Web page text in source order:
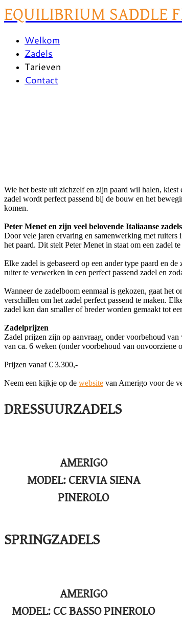
EQUILIBRIUM SADDLE
Welkom
Zadels
Tarieven
Contact
Wie het beste uit zichzelf en zijn paard wil halen, kiest
zadel wordt perfect passend bij de bouw en het
komen.
​Peter Menet en zijn veel belovende Italiaanse
Door vele jaren ervaring en samenwerking met ruiters
het paard. Dit stelt Peter Menet in staat om een zadel
Elke zadel is gebaseerd op een ander type paard en
ruiter te verwerken in een perfect passend zadel en
Wanneer de zadelboom eenmaal is gekozen, gaat
verschillen om het zadel perfect passend te maken.
zadel kan dan smaller of breder worden gemaakt tot
Zadelprijzen
Zadel prijzen zijn op aanvraag, onder voorbehoud
van ca. 6 weken (onder voorbehoud van onvoorziene
Prijzen vanaf € 3.300,-
Neem een kijkje op de website van Amerigo voor de
DRESSUURZADELS
AMERIGO
MODEL: CERVIA SIENA
PINEROLO
SPRINGZADELS
AMERIGO
​MODEL: CC BASSO PINEROLO